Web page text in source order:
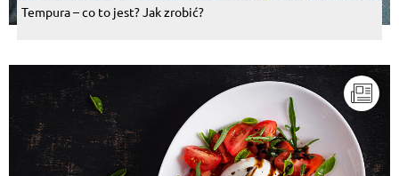
Tempura – co to jest? Jak zrobić?